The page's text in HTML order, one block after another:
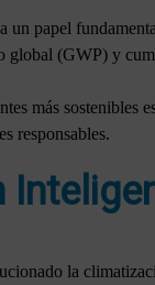
un papel
global (GWP) y
más sostenibles
responsables.
la